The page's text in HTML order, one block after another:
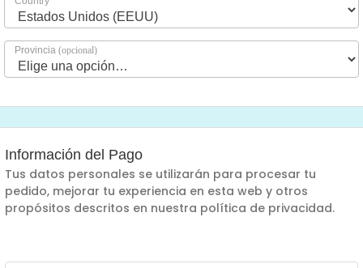
Provincia (opcional)
Información del Pago
Tus datos personales se utilizarán para procesar tu
pedido, mejorar tu experiencia en esta web y otros
propósitos descritos en nuestra política de privacidad.